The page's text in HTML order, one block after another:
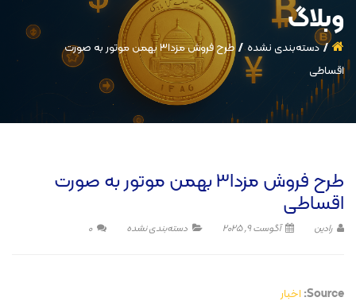
وبلاگ
دسته‌بندی نشده
طرح فروش مزدا3 بهمن موتور به صورت
اقساطی
طرح فروش مزدا3 بهمن موتور به صورت
اقساطی
رادین آگوست 9, 2025 دسته‌بندی نشده 0
Source: اخبار